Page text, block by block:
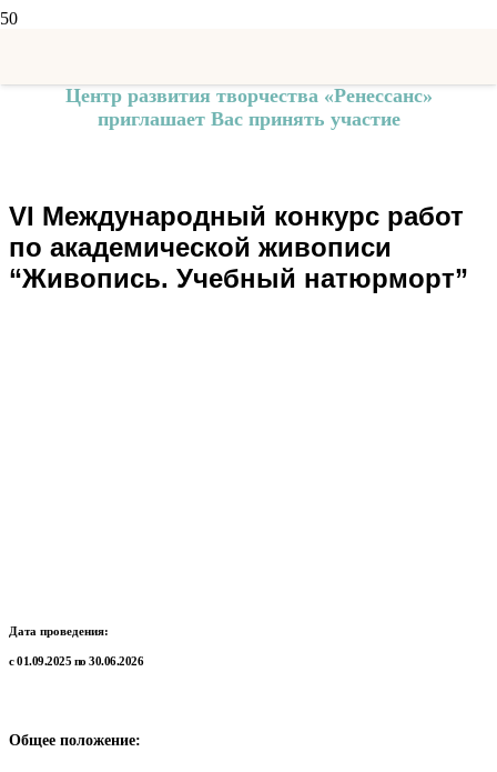
Центр развития творчества «Ренессанс»
приглашает Вас принять участие
VI Международный конкурс работ
по академической живописи
“Живопись. Учебный натюрморт”
Дата проведения:
с 01.09.2025 по 30.06.2026
Общее положение: